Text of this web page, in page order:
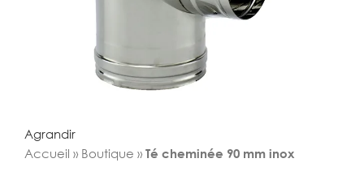
Agrandir
Accueil » Boutique » Té cheminée 90 mm inox